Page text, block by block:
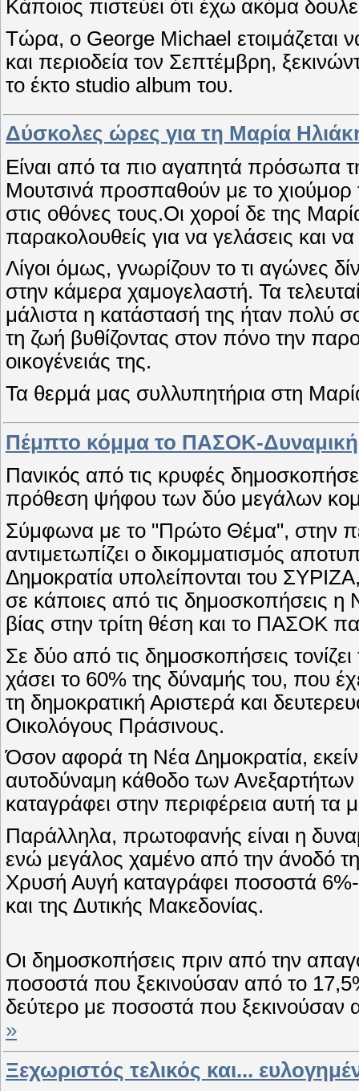
Κάποιος πιστεύει ότι έχω ακόμα
Τώρα, ο George Michael ετοιμάζεται
και περιοδεία τον Σεπτέμβρη,
το έκτο studio album του.
Δύσκολες ώρες για τη Μαρία
Είναι από τα πιο αγαπητά πρόσωπα
Μουτσινά προσπαθούν με το χιούμορ
στις οθόνες τους.Οι χοροί δε της
παρακολουθείς για να γελάσεις και
Λίγοι όμως, γνωρίζουν το τι αγώνες
στην κάμερα χαμογελαστή. Τα
μάλιστα η κατάστασή της ήταν πολύ
τη ζωή βυθίζοντας στον πόνο την
οικογένειάς της.
Τα θερμά μας συλλυπητήρια στη Μαρία
Πέμπτο κόμμα το ΠΑΣΟΚ-
Πανικός από τις κρυφές
πρόθεση ψήφου των δύο μεγάλων
Σύμφωνα με το "Πρώτο Θέμα", στην
αντιμετωπίζει ο δικομματισμός
Δημοκρατία υπολείπονται του
σε κάποιες από τις δημοσκοπήσεις η
βίας στην τρίτη θέση και το ΠΑΣΟΚ
Σε δύο από τις δημοσκοπήσεις
χάσει το 60% της δύναμής του, που
τη δημοκρατική Αριστερά και
Οικολόγους Πράσινους.
Όσον αφορά τη Νέα Δημοκρατία,
αυτοδύναμη κάθοδο των
καταγράφει στην περιφέρεια αυτή
Παράλληλα, πρωτοφανής είναι η
ενώ μεγάλος χαμένο από την άνοδό
Χρυσή Αυγή καταγράφει ποσοστά 6%-
και της Δυτικής Μακεδονίας.
Οι δημοσκοπήσεις πριν από την
ποσοστά που ξεκινούσαν από το
δεύτερο με ποσοστά που ξεκινούσαν
»
Ξεχωριστός τελικός και...